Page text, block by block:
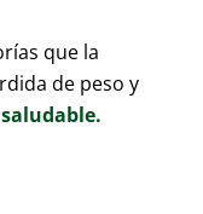
que la
de peso y